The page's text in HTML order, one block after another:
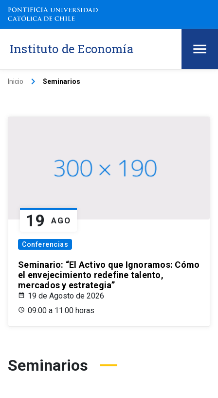
Instituto de Economía
Inicio keyboard_arrow_right Seminarios
19 AGO
Conferencias
Seminario: “El Activo que Ignoramos: Cómo
el envejecimiento redefine talento,
mercados y estrategia”
19 de Agosto de 2026
09:00 a 11:00 horas
Seminarios